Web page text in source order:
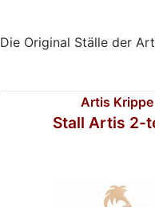
Die Original Ställe der
Artis Krippe
Stall Artis 2-